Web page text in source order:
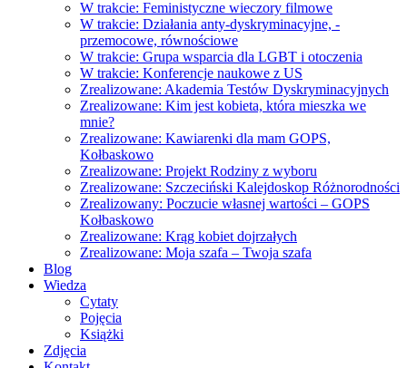
W trakcie: Feministyczne wieczory filmowe
W trakcie: Działania anty-dyskryminacyjne, -
przemocowe, równościowe
W trakcie: Grupa wsparcia dla LGBT i otoczenia
W trakcie: Konferencje naukowe z US
Zrealizowane: Akademia Testów Dyskryminacyjnych
Zrealizowane: Kim jest kobieta, która mieszka we
mnie?
Zrealizowane: Kawiarenki dla mam GOPS,
Kołbaskowo
Zrealizowane: Projekt Rodziny z wyboru
Zrealizowane: Szczeciński Kalejdoskop Różnorodności
Zrealizowany: Poczucie własnej wartości – GOPS
Kołbaskowo
Zrealizowane: Krąg kobiet dojrzałych
Zrealizowane: Moja szafa – Twoja szafa
Blog
Wiedza
Cytaty
Pojęcia
Książki
Zdjęcia